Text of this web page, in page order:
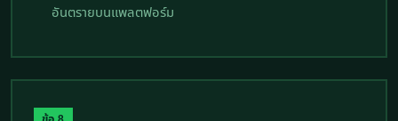
อันตรายบนแพลตฟอร์ม